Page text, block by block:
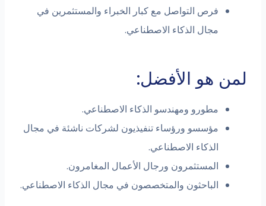
فرص التواصل مع كبار الخبراء والمستثمرين في
مجال الذكاء الاصطناعي.
لمن هو الأفضل:
مطورو ومهندسو الذكاء الاصطناعي.
مؤسسو ورؤساء تنفيذيون لشركات ناشئة في مجال
الذكاء الاصطناعي.
المستثمرون ورجال الأعمال المغامرون.
الباحثون والمتخصصون في مجال الذكاء الاصطناعي.